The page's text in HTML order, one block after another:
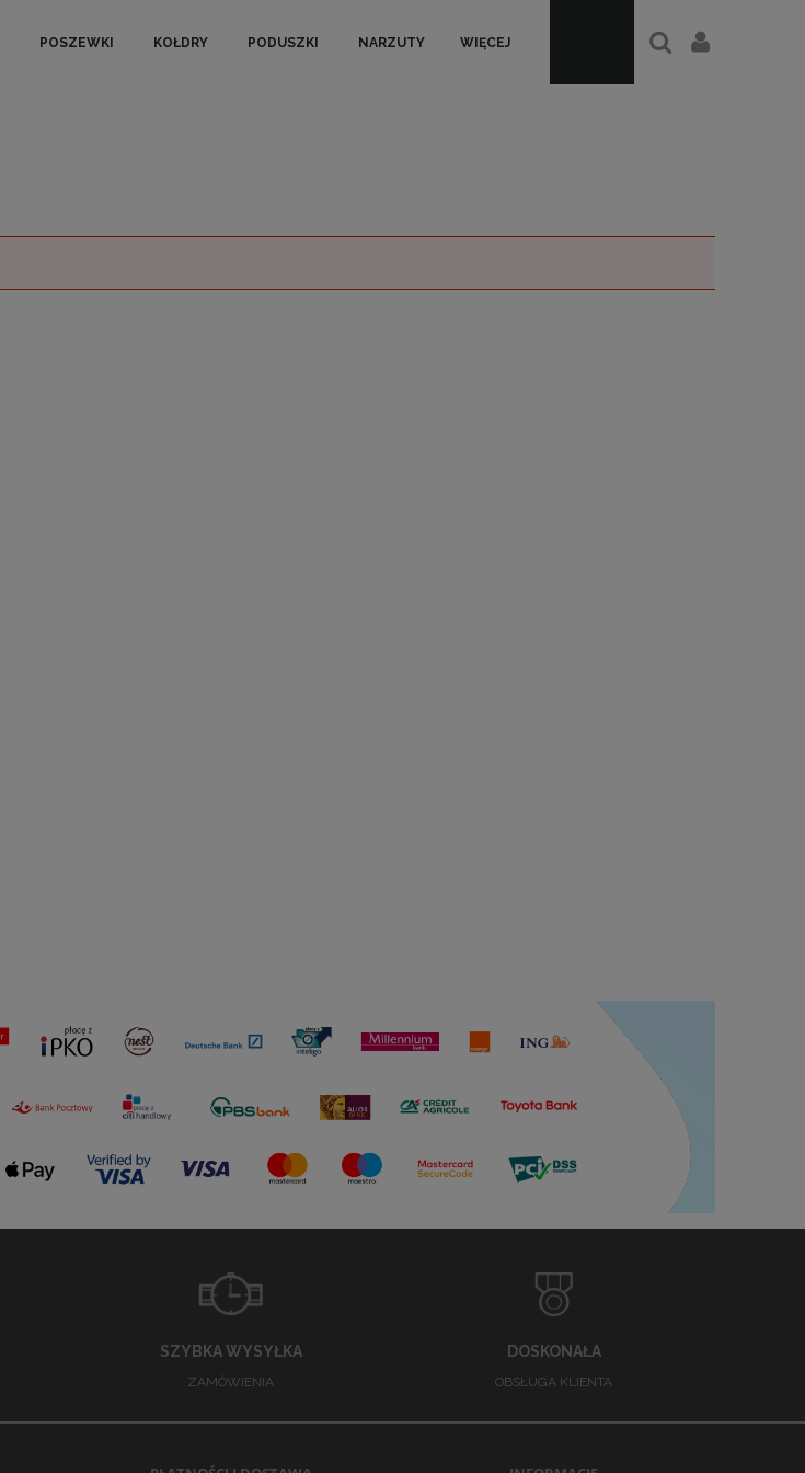
POSZEWKI KOŁDRY PODUSZKI NARZUTY WIĘCEJ
SZYBKA WYSYŁKA
ZAMÓWIENIA
DOSKONAŁA
OBSŁUGA KLIENTA